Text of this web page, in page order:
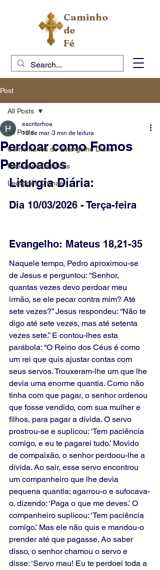
Caminho
de
Fé
Post
All Posts
Comentários do Evangelho Diário
Reflexões Católicas
Lectiones Divinae
All Posts
Perdoar como Fomos
Perdoados
escritorhoa
10 de mar. 3 min de leitura
Liturgia Diária:
Dia 10/03/2026 - Terça-feira
Evangelho: Mateus 18,21-35
Naquele tempo, Pedro aproximou-se
de Jesus e perguntou: “Senhor,
quantas vezes devo perdoar meu
irmão, se ele pecar contra mim? Até
sete vezes?” Jesus respondeu: “Não te
digo até sete vezes, mas até setenta
vezes sete.” E contou-lhes esta
parábola: “O Reino dos Céus é como
um rei que quis ajustar contas com
seus servos. Trouxeram-lhe um que lhe
devia uma enorme quantia. Como não
tinha com que pagar, o senhor ordenou
que fosse vendido, com sua mulher e
filhos, para pagar a dívida. O servo
prostrou-se e suplicou: ‘Tem paciência
comigo, e eu te pagarei tudo.’ Movido
de compaixão, o senhor perdoou-lhe a
dívida. Ao sair, esse servo encontrou
um companheiro que lhe devia
pequena quantia; agarrou-o e sufocava-
o, dizendo: ‘Paga o que me deves.’ O
companheiro suplicou: ‘Tem paciência
comigo.’ Mas ele não quis e mandou-o
prender até que pagasse. Ao saber
disso, o senhor chamou o servo e
disse: ‘Servo mau! Eu te perdoei toda a